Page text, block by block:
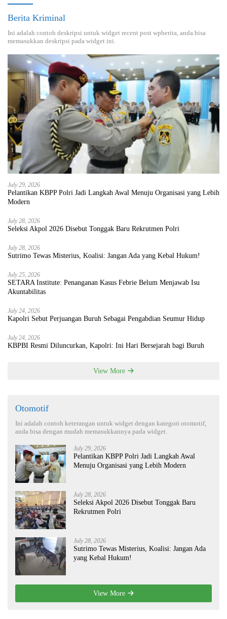
Berita Kriminal
Ini adalah contoh deskripsi untuk widget recent post wpberita, anda bisa
memasukkan deskripsi pada widget ini.
July 29, 2026
Pelantikan KBPP Polri Jadi Langkah Awal Menuju Organisasi yang Lebih
Modern
July 28, 2026
Seleksi Akpol 2026 Disebut Tonggak Baru Rekrutmen Polri
July 28, 2026
Sutrimo Tewas Misterius, Koalisi: Jangan Ada yang Kebal Hukum!
July 25, 2026
SETARA Institute: Penanganan Kasus Febrie Belum Menjawab Isu
Akuntabilitas
July 24, 2026
Kapolri Sebut Perjuangan Buruh Sebagai Pengabdian Seumur Hidup
July 24, 2026
KBPBI Resmi Diluncurkan, Kapolri: Ini Hari Bersejarah bagi Buruh
View More
Otomotif
Ini adalah contoh keterangan untuk widget dengan kategori otomotif,
anda bisa dengan mudah memasukkannya pada widget.
July 29, 2026
Pelantikan KBPP Polri Jadi Langkah Awal
Menuju Organisasi yang Lebih Modern
July 28, 2026
Seleksi Akpol 2026 Disebut Tonggak Baru
Rekrutmen Polri
July 28, 2026
Sutrimo Tewas Misterius, Koalisi: Jangan Ada
yang Kebal Hukum!
View More